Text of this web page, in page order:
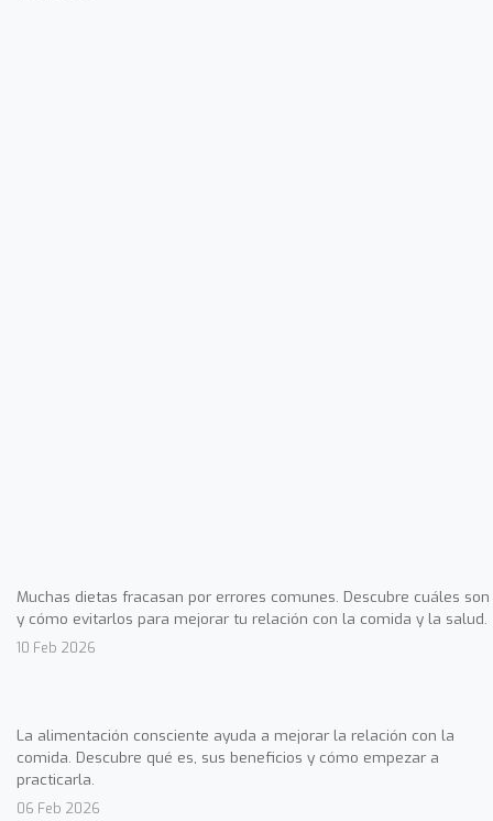
Muchas dietas fracasan por errores comunes. Descubre cuáles son
y cómo evitarlos para mejorar tu relación con la comida y la salud.
10 Feb 2026
La alimentación consciente ayuda a mejorar la relación con la
comida. Descubre qué es, sus beneficios y cómo empezar a
practicarla.
06 Feb 2026